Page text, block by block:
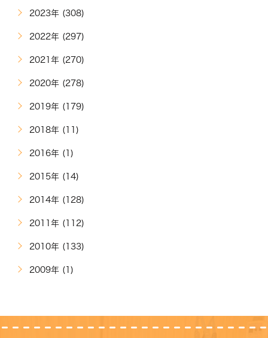
2023年 (308)
2022年 (297)
2021年 (270)
2020年 (278)
2019年 (179)
2018年 (11)
2016年 (1)
2015年 (14)
2014年 (128)
2011年 (112)
2010年 (133)
2009年 (1)